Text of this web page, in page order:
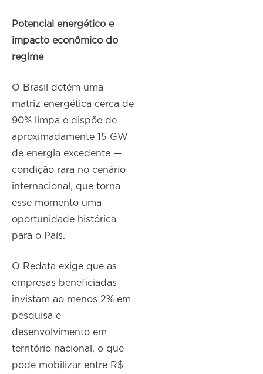
Potencial energético e
impacto econômico do
regime
O Brasil detém uma
matriz energética cerca de
90% limpa e dispõe de
aproximadamente 15 GW
de energia excedente —
condição rara no cenário
internacional, que torna
esse momento uma
oportunidade histórica
para o País.
O Redata exige que as
empresas beneficiadas
invistam ao menos 2% em
pesquisa e
desenvolvimento em
território nacional, o que
pode mobilizar entre R$